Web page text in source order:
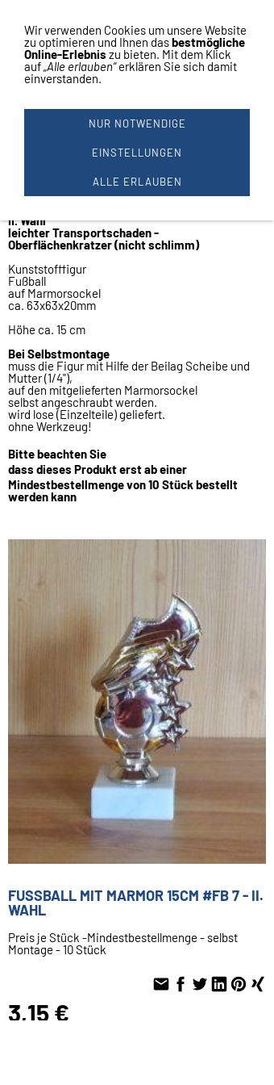
Navigation einblenden
FB 7 - II. WAHL
Fußball Ball + Schuh
Restposten 27 Stück
stabile Figur
II. Wahl
leichter Transportschaden -
Oberflächenkratzer (nicht schlimm)
Kunststofffigur
Fußball
auf Marmorsockel
ca. 63x63x20mm
Höhe ca. 15 cm
Bei Selbstmontage
muss die Figur mit Hilfe der Beilag Scheibe und
Mutter (1/4"),
auf den mitgelieferten Marmorsockel
selbst angeschraubt werden.
wird lose (Einzelteile) geliefert.
ohne Werkzeug!
Bitte beachten Sie
dass dieses Produkt erst ab einer
Mindestbestellmenge von 10 Stück bestellt
werden kann
FUSSBALL MIT MARMOR 15CM #FB 7 - II.
WAHL
Preis je Stück -Mindestbestellmenge - selbst
Montage - 10 Stück
3,15 €
Wir verwenden Cookies um unsere Website
zu optimieren und Ihnen dasbestmögliche
Online-Erlebnis zu bieten. Mit dem Klick
auf„Alle erlauben“erklären Sie sich damit
einverstanden.
NUR NOTWENDIGE
EINSTELLUNGEN
ALLE ERLAUBEN